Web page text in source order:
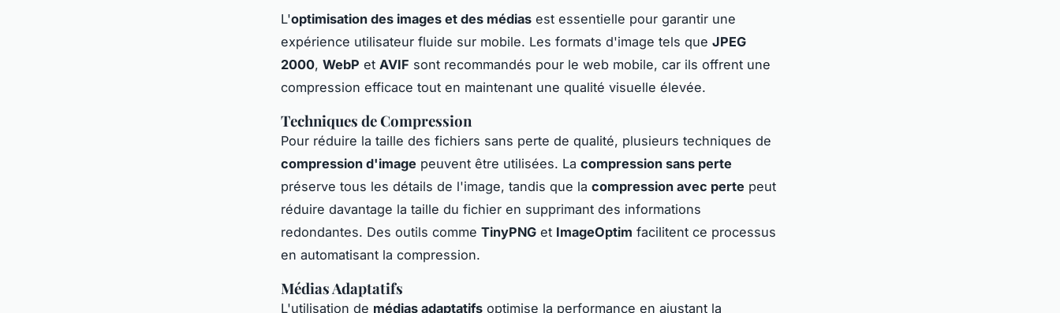
L'optimisation des images et des médias est essentielle pour garantir une
expérience utilisateur fluide sur mobile. Les formats d'image tels que JPEG
2000, WebP et AVIF sont recommandés pour le web mobile, car ils offrent une
compression efficace tout en maintenant une qualité visuelle élevée.
Techniques de Compression
Pour réduire la taille des fichiers sans perte de qualité, plusieurs techniques de
compression d'image peuvent être utilisées. La compression sans perte
préserve tous les détails de l'image, tandis que la compression avec perte peut
réduire davantage la taille du fichier en supprimant des informations
redondantes. Des outils comme TinyPNG et ImageOptim facilitent ce processus
en automatisant la compression.
Médias Adaptatifs
L'utilisation de médias adaptatifs optimise la performance en ajustant la